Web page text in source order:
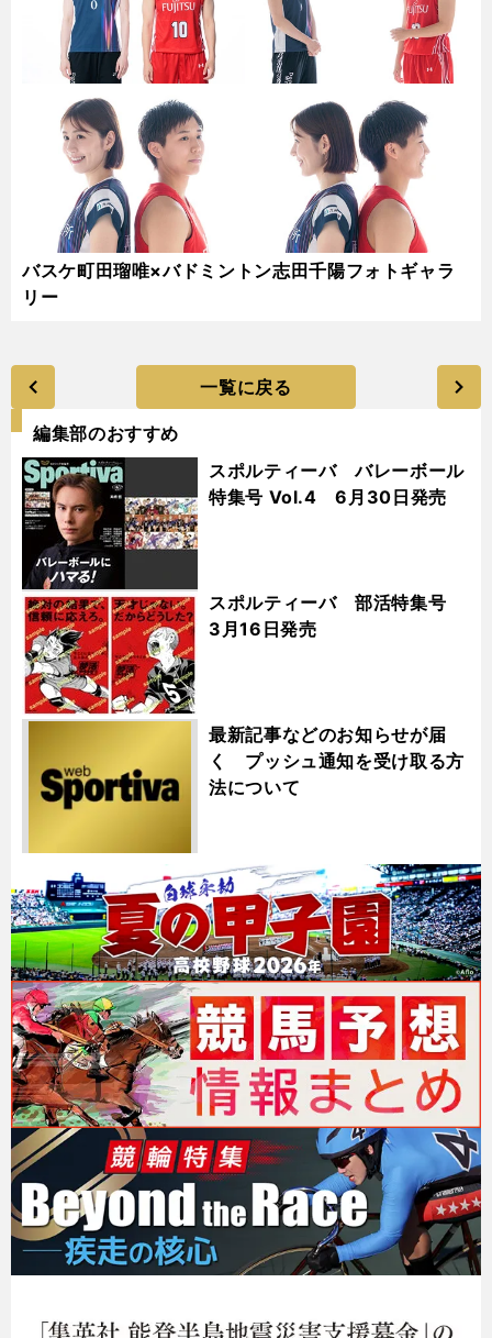
バスケ町田瑠唯×バドミントン志田千陽フォトギャラ
リー
一覧に戻る
編集部のおすすめ
スポルティーバ バレーボール
特集号 Vol.4 6月30日発売
スポルティーバ 部活特集号
3月16日発売
最新記事などのお知らせが届
く プッシュ通知を受け取る方
法について